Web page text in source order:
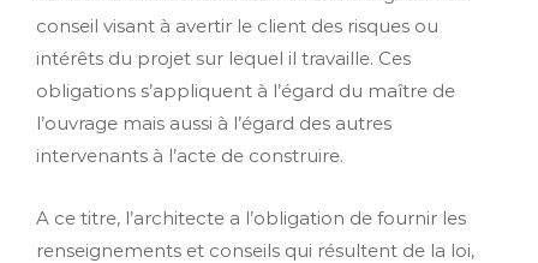
conseil visant à avertir le client des risques ou
intérêts du projet sur lequel il travaille. Ces
obligations s’appliquent à l’égard du maître de
l’ouvrage mais aussi à l’égard des autres
intervenants à l’acte de construire.
A ce titre, l’architecte a l’obligation de fournir les
renseignements et conseils qui résultent de la loi,